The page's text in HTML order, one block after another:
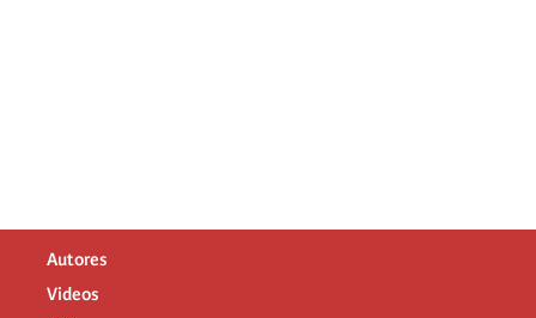
Autores
Videos